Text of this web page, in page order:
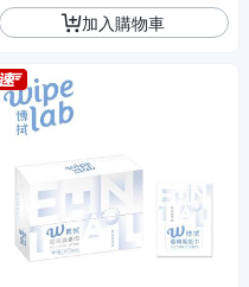
加入購物車